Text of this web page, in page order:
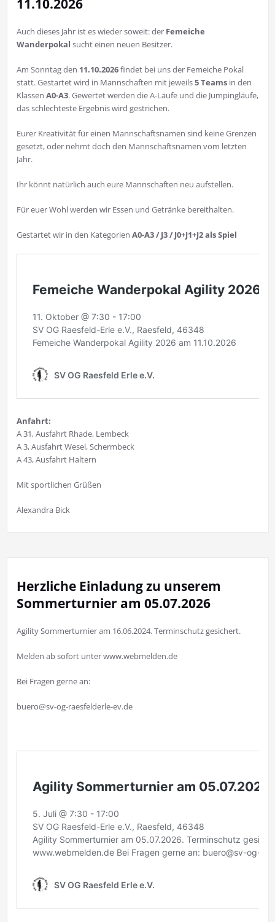
11.10.2026
Auch dieses Jahr ist es wieder soweit: der Femeiche
Wanderpokal sucht einen neuen Besitzer.
Am Sonntag den 11.10.2026findet bei uns der Femeiche Pokal
statt. Gestartet wird in Mannschaften mit jeweils5 Teamsin den
Klassen A0-A3. Gewertet werden die A-Läufe und die Jumpingläufe,
das schlechteste Ergebnis wird gestrichen.
Eurer Kreativität für einen Mannschaftsnamen sind keine Grenzen
gesetzt, oder nehmt doch den Mannschaftsnamen vom letzten
Jahr.
Ihr könnt natürlich auch eure Mannschaften neu aufstellen.
Für euer Wohl werden wir Essen und Getränke bereithalten.
Gestartet wir in den Kategorien A0-A3 / J3 / J0+J1+J2 als Spiel
Anfahrt:
A 31, Ausfahrt Rhade, Lembeck
A 3, Ausfahrt Wesel, Schermbeck
A 43, Ausfahrt Haltern
Mit sportlichen Grüßen
Alexandra Bick
Herzliche Einladung zu unserem
Sommerturnier am 05.07.2026
Agility Sommerturnier am 16.06.2024. Terminschutz gesichert.
Melden ab sofort unter www.webmelden.de
Bei Fragen gerne an:
buero@sv-og-raesfelderle-ev.de